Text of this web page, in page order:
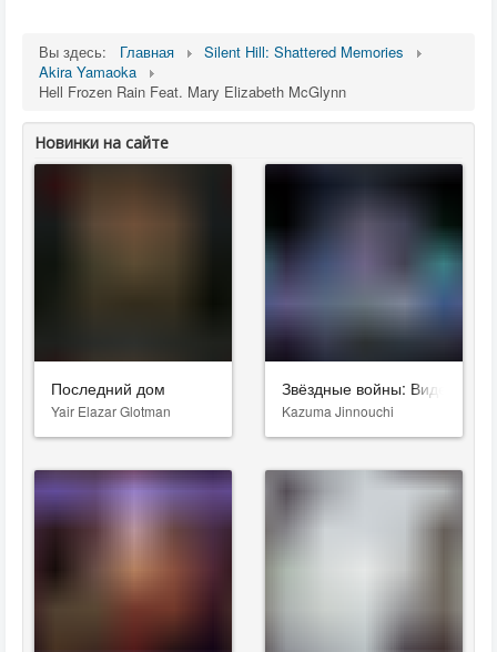
Вы здесь: Главная
Silent Hill: Shattered Memories
Akira Yamaoka
Hell Frozen Rain Feat. Mary Elizabeth McGlynn
Новинки на сайте
Последний дом
Yair Elazar Glotman
Звёздные войны: Видения.
Kazuma Jinnouchi